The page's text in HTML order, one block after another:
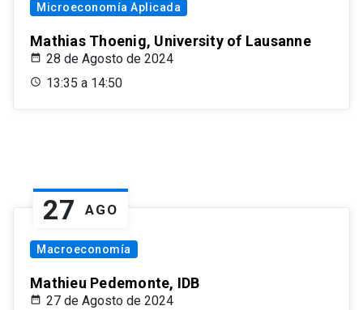
Microeconomía Aplicada
Mathias Thoenig, University of Lausanne
28 de Agosto de 2024
13:35 a 14:50
27 AGO
Macroeconomía
Mathieu Pedemonte, IDB
27 de Agosto de 2024